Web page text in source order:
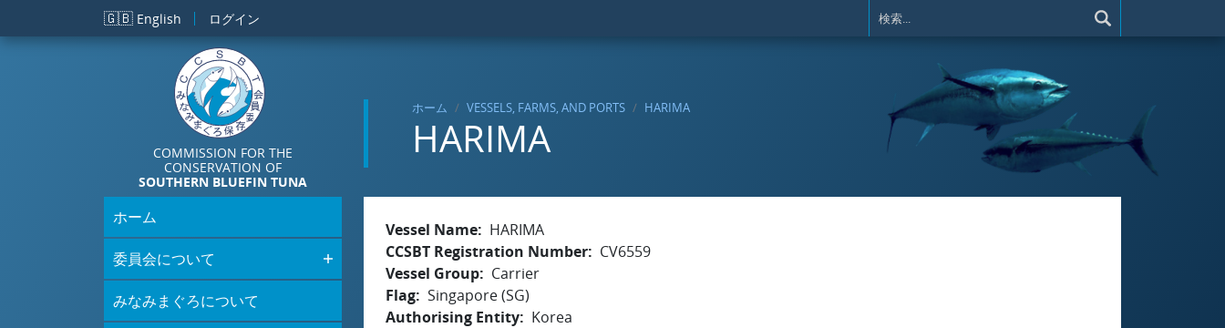
メインコンテンツに移動
🇬🇧 English ログイン
COMMISSION FOR THE
CONSERVATION OF
SOUTHERN BLUEFIN TUNA
ホーム VESSELS, FARMS, AND PORTS HARIMA
HARIMA
ホーム
委員会について
みなみまぐろについて
Vessel Name
HARIMA
CCSBT Registration Number
CV6559
Vessel Group
Carrier
Flag Singapore (SG)
Authorising Entity
Korea